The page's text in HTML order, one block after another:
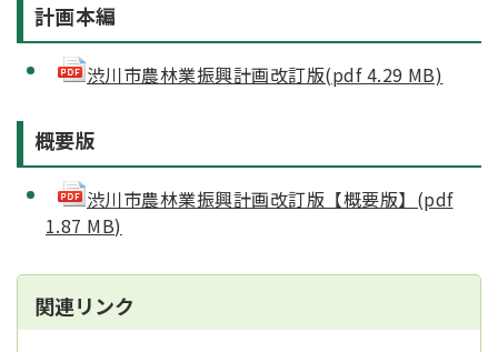
計画本編
渋川市農林業振興計画改訂版(pdf 4.29 MB)
概要版
渋川市農林業振興計画改訂版【概要版】(pdf
1.87 MB)
関連リンク